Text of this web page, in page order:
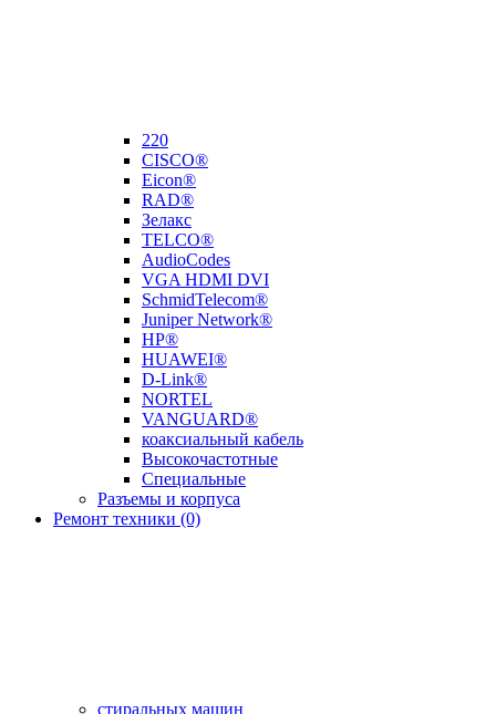
220
CISCO®
Eicon®
RAD®
Зелакс
TELCO®
AudioCodes
VGA HDMI DVI
SchmidTelecom®
Juniper Network®
HP®
HUAWEI®
D-Link®
NORTEL
VANGUARD®
коаксиальный кабель
Высокочастотные
Специальные
Разъемы и корпуса
Ремонт техники (0)
стиральных машин